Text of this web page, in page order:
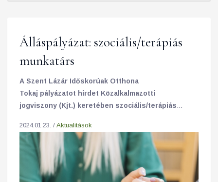
Álláspályázat: szociális/terápiás
munkatárs
A Szent Lázár Időskorúak Otthona
Tokaj pályázatot hirdet Közalkalmazotti
jogviszony (Kjt.) keretében szociális/terápiás
Jelentkezési határidő: 2024.02.15.
2024.01.23. / Aktualitások